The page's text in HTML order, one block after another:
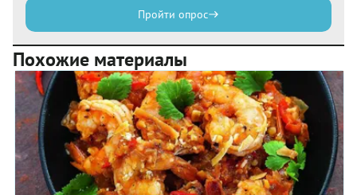
Пройти опрос
Похожие материалы